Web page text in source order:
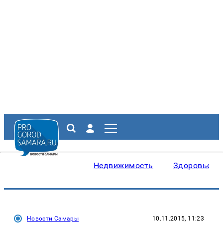
Недвижимость Здоровье
Новости Самары 10.11.2015, 11:23